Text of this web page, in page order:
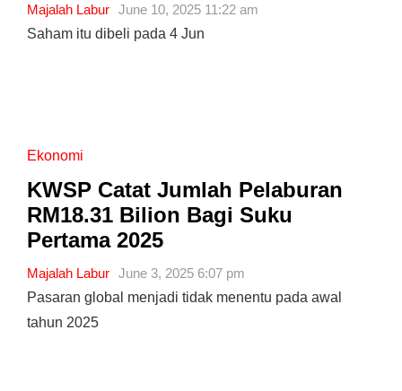
Majalah Labur June 10, 2025 11:22 am
Saham itu dibeli pada 4 Jun
Ekonomi
KWSP Catat Jumlah Pelaburan
RM18.31 Bilion Bagi Suku
Pertama 2025
Majalah Labur June 3, 2025 6:07 pm
Pasaran global menjadi tidak menentu pada awal
tahun 2025